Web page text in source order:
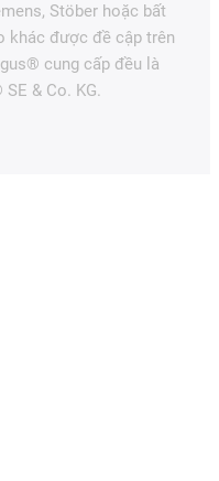
Stöber hoặc bất
khác được đề cập trên
cung cấp đều là
& Co. KG.